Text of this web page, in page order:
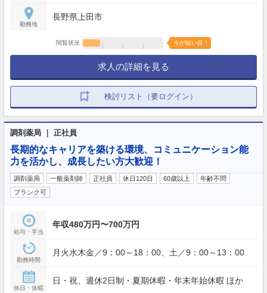
勤務地
長野県上田市
閲覧状況 今が狙い目！
求人の詳細を見る
検討リスト（要ログイン）
調剤薬局 ｜ 正社員
長期的なキャリアを築ける環境、コミュニケーション能
力を活かし、成長したい方大歓迎！
調剤薬局 一般薬剤師 正社員 休日120日 60歳以上
年齢不問
ブランク可
給与・手当
年収480万円〜700万円
勤務時間
月火水木金／9：00～18：00、土／9：00～13：00
休日・休暇
日・祝、週休2日制・夏期休暇・年末年始休暇 ほか